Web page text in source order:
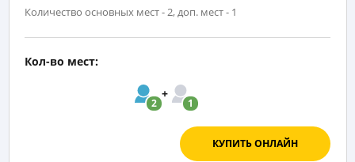
Количество основных мест - 2, доп. мест - 1
Кол-во мест:
2 1
КУПИТЬ ОНЛАЙН